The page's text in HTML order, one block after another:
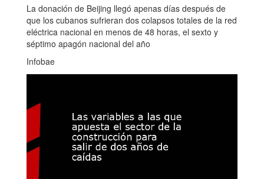
La donación de Beijing llegó apenas días después de
que los cubanos sufrieran dos colapsos totales de la red
eléctrica nacional en menos de 48 horas, el sexto y
séptimo apagón nacional del año
Infobae